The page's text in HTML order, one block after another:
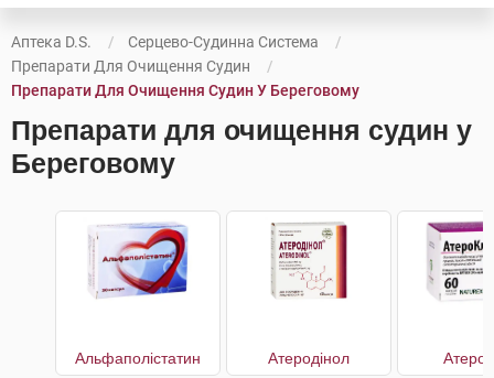
Аптека D.S.
Серцево-Судинна Система
Препарати Для Очищення Судин
Препарати Для Очищення Судин У Береговому
Препарати для очищення судин у
Береговому
Альфаполістатин Атеродінол